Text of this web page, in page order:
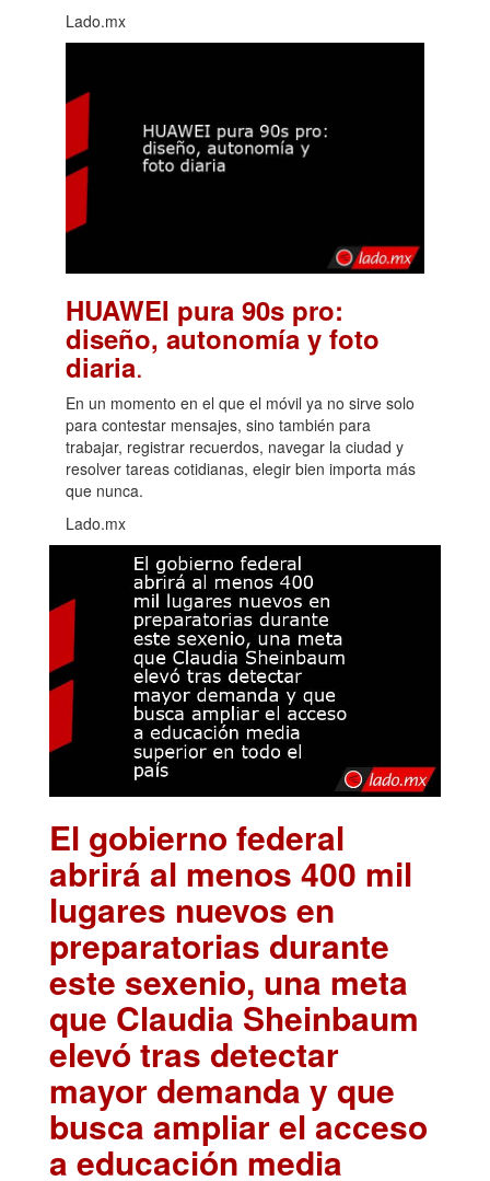
Lado.mx
HUAWEI pura 90s pro:
diseño, autonomía y foto
diaria.
En un momento en el que el móvil ya no sirve solo
para contestar mensajes, sino también para
trabajar, registrar recuerdos, navegar la ciudad y
resolver tareas cotidianas, elegir bien importa más
que nunca.
Lado.mx
El gobierno federal
abrirá al menos 400 mil
lugares nuevos en
preparatorias durante
este sexenio, una meta
que Claudia Sheinbaum
elevó tras detectar
mayor demanda y que
busca ampliar el acceso
a educación media